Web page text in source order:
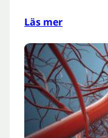
Läs mer